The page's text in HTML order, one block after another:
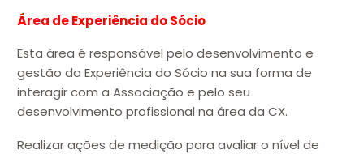
Área de Experiência do Sócio
Esta área é responsável pelo desenvolvimento e
gestão da Experiência do Sócio na sua forma de
interagir com a Associação e pelo seu
desenvolvimento profissional na área da CX.
Realizar ações de medição para avaliar o nível de